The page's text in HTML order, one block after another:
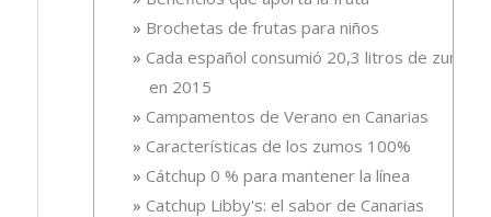
Brochetas de frutas para niños
Cada español consumió 20,3 litros de zumo
en 2015
Campamentos de Verano en Canarias
Características de los zumos 100%
Cátchup 0 % para mantener la línea
Catchup Libby's: el sabor de Canarias